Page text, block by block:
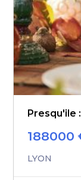
Presqu'ile
188000
LYON